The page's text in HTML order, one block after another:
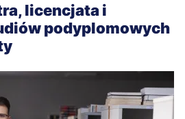
licencjata i
podyplomowych